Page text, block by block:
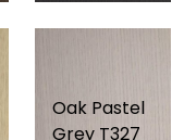
Oak Pastel
Grey T327